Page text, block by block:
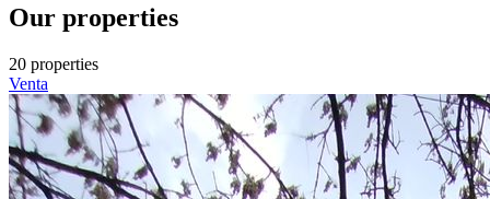
Our properties
20 properties
Venta